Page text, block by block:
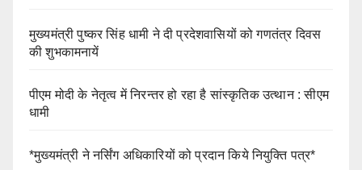
मुख्यमंत्री पुष्कर सिंह धामी ने दी प्रदेशवासियों को गणतंत्र दिवस
की शुभकामनायें
पीएम मोदी के नेतृत्व में निरन्तर हो रहा है सांस्कृतिक उत्थान : सीएम
धामी
*मुख्यमंत्री ने नर्सिंग अधिकारियों को प्रदान किये नियुक्ति पत्र*